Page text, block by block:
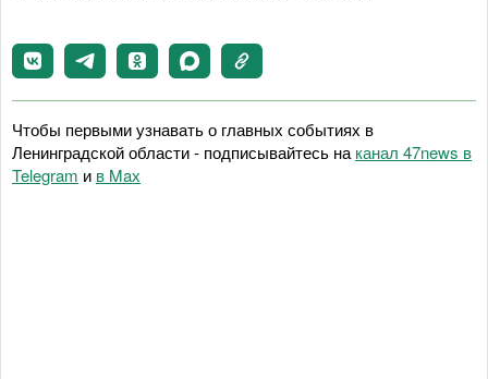
Чтобы первыми узнавать о главных событиях в
Ленинградской области - подписывайтесь на канал 47news в
Telegram и в Maх